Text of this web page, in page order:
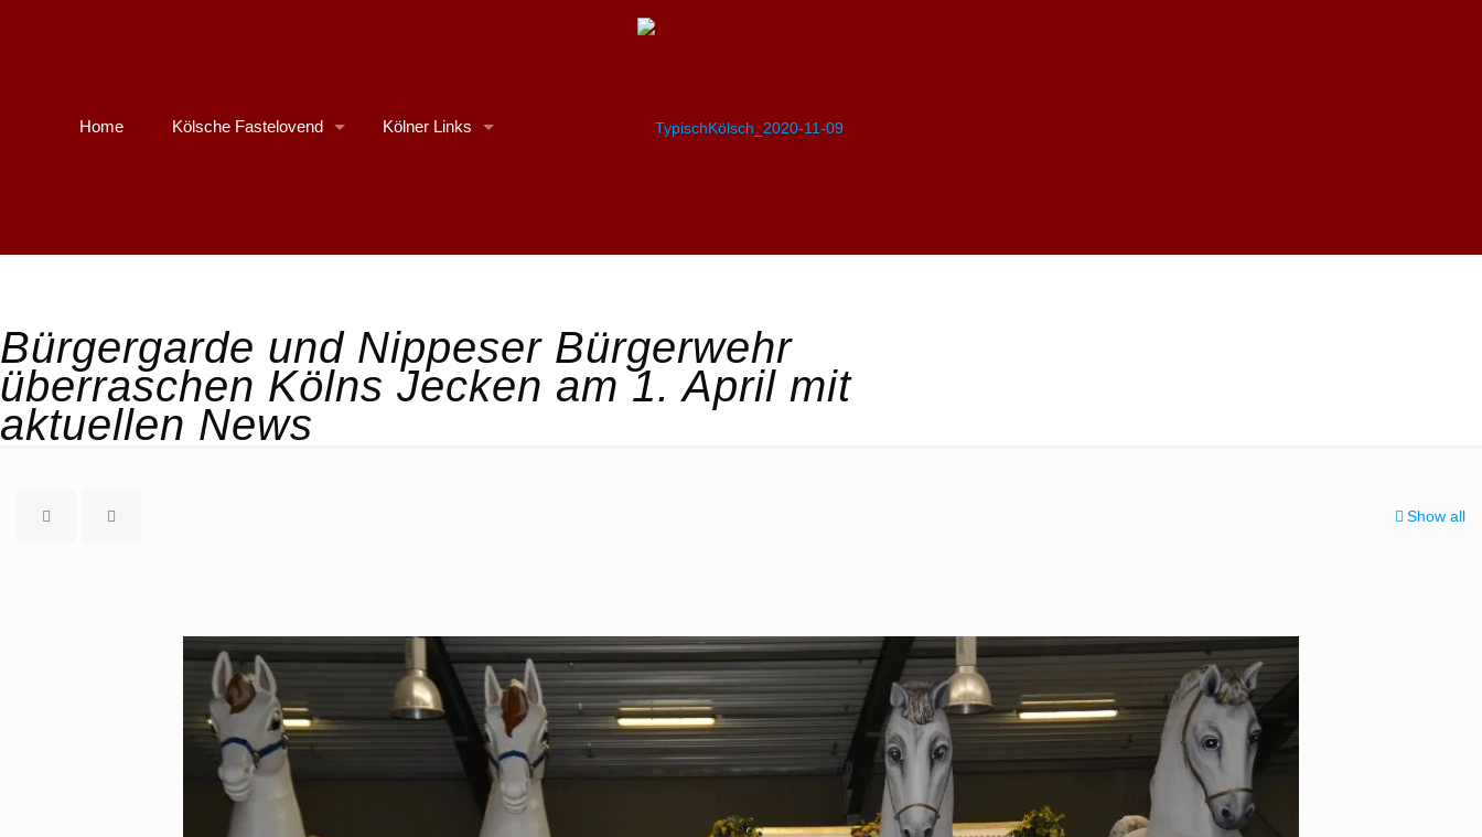
Home Kölsche Fastelovend Kölner Links
Bürgergarde und Nippeser Bürgerwehr
überraschen Kölns Jecken am 1. April mit
aktuellen News
Show all